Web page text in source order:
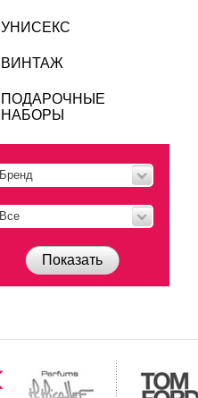
УНИСЕКС
ВИНТАЖ
ПОДАРОЧНЫЕ
НАБОРЫ
Бренд
Все
Показать